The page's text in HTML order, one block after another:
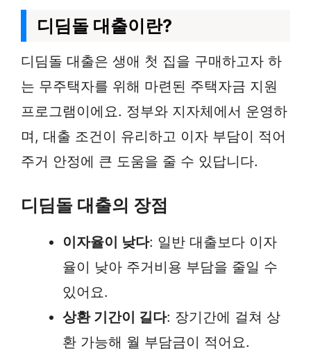
디딤돌 대출이란?
디딤돌 대출은 생애 첫 집을 구매하고자 하
는 무주택자를 위해 마련된 주택자금 지원
프로그램이에요. 정부와 지자체에서 운영하
며, 대출 조건이 유리하고 이자 부담이 적어
주거 안정에 큰 도움을 줄 수 있답니다.
디딤돌 대출의 장점
이자율이 낮다: 일반 대출보다 이자
율이 낮아 주거비용 부담을 줄일 수
있어요.
상환 기간이 길다: 장기간에 걸쳐 상
환 가능해 월 부담금이 적어요.